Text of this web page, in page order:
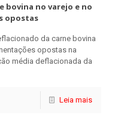
bovina no varejo e no
opostas
da carne bovina
opostas na
média deflacionada da
Leia mais